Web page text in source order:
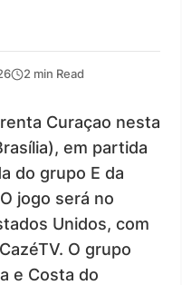
2 min Read
Curaçao nesta
em partida
do grupo E da
jogo será no
Unidos, com
O grupo
e Costa do